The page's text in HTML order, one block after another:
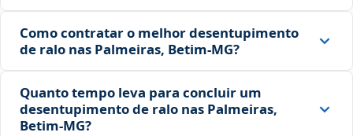
Como contratar o melhor desentupimento
de ralo nas Palmeiras, Betim‑MG?
Quanto tempo leva para concluir um
desentupimento de ralo nas Palmeiras,
Betim‑MG?